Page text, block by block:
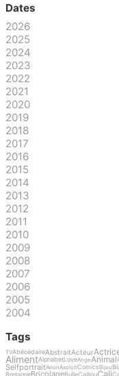
Dates
2026
2025
2024
2023
2022
2021
2020
2019
2018
2017
2016
2015
2014
2013
2012
2011
2010
2009
2008
2007
2006
2005
2004
Tags
TVAbécédaireAbstraitActeur
AlimentAlphabetLoveAngeAnimal
SelfportraitAvionAxolotlComicsBijou
Bretagne
BulleCaillou